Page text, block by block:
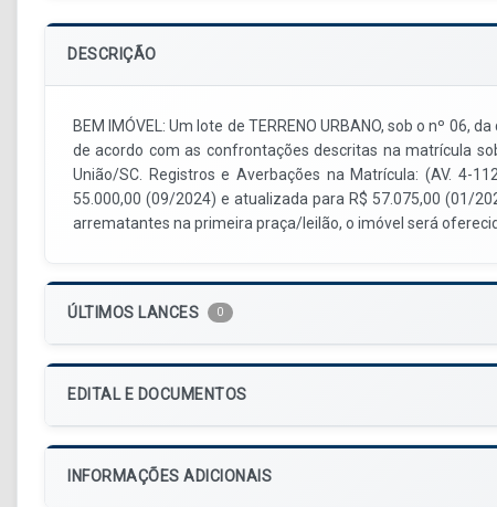
DESCRIÇÃO
BEM IMÓVEL: Um lote de TERRENO URBANO, sob o nº
de acordo com as confrontações descritas na matrícula
União/SC. Registros e Averbações na Matrícula: (AV. 4-
55.000,00 (09/2024) e atualizada para R$ 57.075,00 (01/
arrematantes na primeira praça/leilão, o imóvel será
ÚLTIMOS LANCES 0
EDITAL E DOCUMENTOS
INFORMAÇÕES ADICIONAIS